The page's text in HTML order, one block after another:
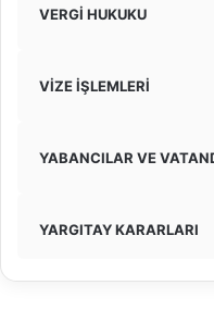
VERGİ HUKUKU
VİZE İŞLEMLERİ
YABANCILAR VE
YARGITAY KARARLARI